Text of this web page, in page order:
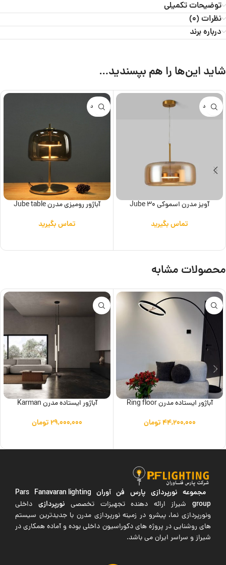
توضیحات تکمیلی
نظرات (0)
درباره برند
شاید این‌ها را هم بپسندید…
ناموجود
آویز مدرن اسموکی Jube 30
تماس بگیرید
ناموجود
آباژور رومیزی مدرن Jube table
تماس بگیرید
محصولات مشابه
آباژور ایستاده مدرن Ring floor
۴۴,۲۰۰,۰۰۰تومان
آباژور ایستاده مدرن Karman
۲۹,۰۰۰,۰۰۰تومان
مجموعه نورپردازی پارس فن آوران Pars Fanavaran lighting
groupشیراز ارائه دهنده تجهیزات تخصصی نورپردازی داخلی
ونورپردازی نما، پیشرو در زمینه نورپردازی مدرن با جدیدترین سیستم
های روشنایی در پروژه های دکوراسیون داخلی بوده و آماده همکاری در
شیراز و سراسر ایران می باشد.